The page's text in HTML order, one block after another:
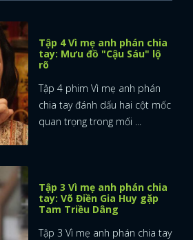
Tập 4 Vì mẹ anh phán chia
tay: Mưu đồ "Cậu Sáu" lộ
rõ
Tập 4 phim Vì mẹ anh phán
chia tay đánh dấu hai cột mốc
quan trọng trong mối ...
Tập 3 Vì mẹ anh phán chia
tay: Võ Điền Gia Huy gặp
Tam Triều Dâng
Tập 3 Vì mẹ anh phán chia tay